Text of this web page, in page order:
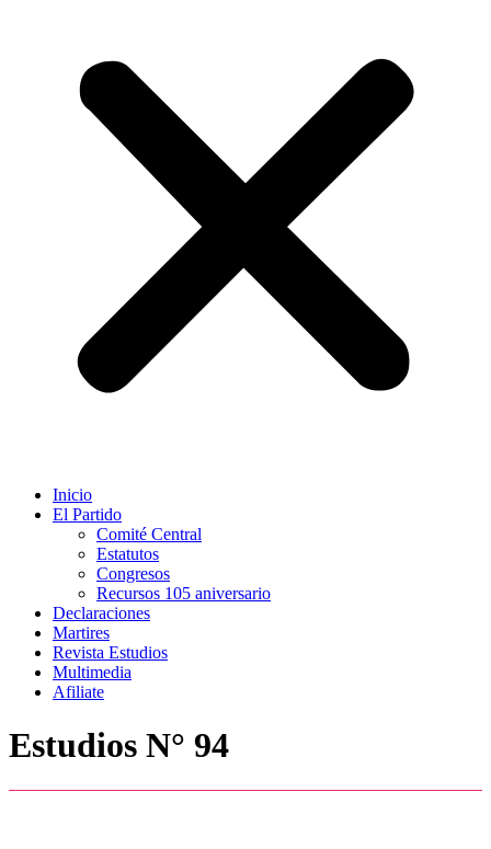
Inicio
El Partido
Comité Central
Estatutos
Congresos
Recursos 105 aniversario
Declaraciones
Martires
Revista Estudios
Multimedia
Afiliate
Estudios N° 94